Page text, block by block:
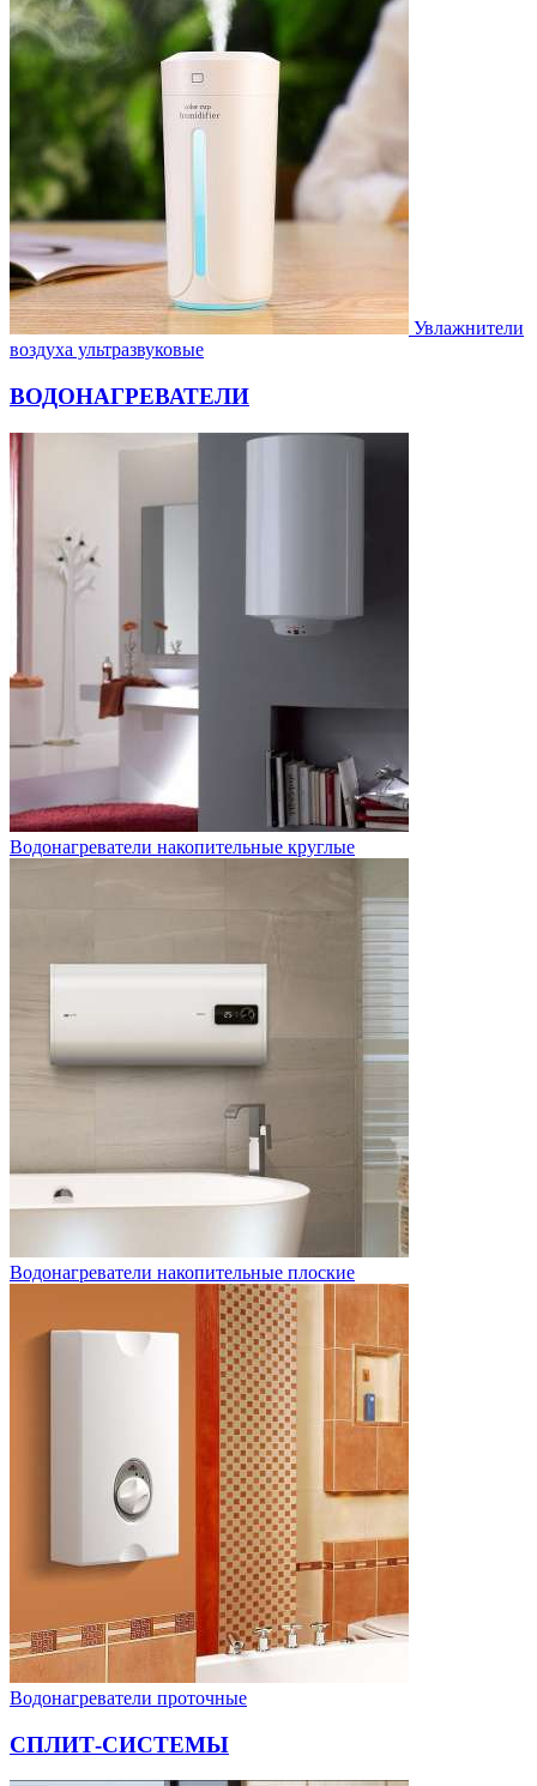
Увлажнители
воздуха ультразвуковые
ВОДОНАГРЕВАТЕЛИ
Водонагреватели накопительные круглые
Водонагреватели накопительные плоские
Водонагреватели проточные
СПЛИТ-СИСТЕМЫ